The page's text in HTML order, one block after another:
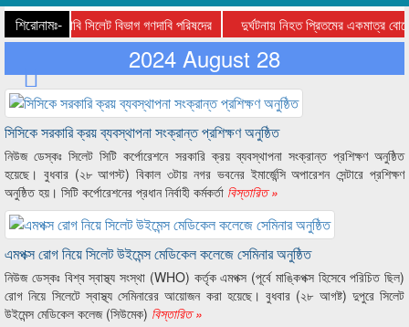
শিরোনামঃ-
করার দাবি সিলেট বিভাগ গণদাবি পরিষদের দুর্ঘটনায় নিহত প্রিতমের একমাত্র
2024 August 28
সিসিকে সরকারি ক্রয় ব্যবস্থাপনা সংক্রান্ত প্রশিক্ষণ অনুষ্ঠিত
নিউজ ডেস্কঃ সিলেট সিটি কর্পোরেশনে সরকারি ক্রয় ব্যবস্থাপনা সংক্রান্ত প্রশিক্ষণ অনুষ্ঠিত
হয়েছে। বুধবার (২৮ আগস্ট) বিকাল ৩টায় নগর ভবনের ইমার্জেন্সি অপারেশন সেন্টারে প্রশিক্ষণ
অনুষ্ঠিত হয়। সিটি কর্পোরেশনের প্রধান নির্বাহী কর্মকর্তা বিস্তারিত »
এমপক্স রোগ নিয়ে সিলেট উইমেন্স মেডিকেল কলেজে সেমিনার অনুষ্ঠিত
নিউজ ডেস্কঃ বিশ্ব স্বাস্থ্য সংস্থা (WHO) কর্তৃক এমপক্স (পূর্বে মাঙ্কিপক্স হিসেবে পরিচিত ছিল)
রোগ নিয়ে সিলেটে স্বাস্থ্য সেমিনারের আয়োজন করা হয়েছে। বুধবার (২৮ আগষ্ট) দুপুরে সিলেট
উইমেন্স মেডিকেল কলেজ (সিউমেক) বিস্তারিত »